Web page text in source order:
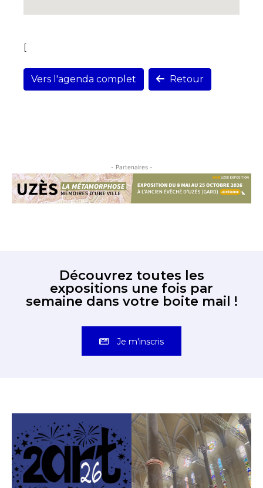
[
Vers l'agenda complet Retour
- Partenaires -
Découvrez toutes les
expositions une fois par
semaine dans votre boite mail !
Je m'inscris